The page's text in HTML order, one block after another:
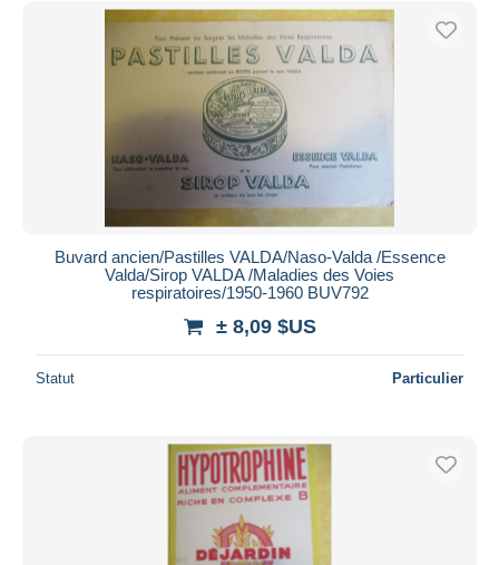
Buvard ancien/Pastilles VALDA/Naso-Valda /Essence
Valda/Sirop VALDA /Maladies des Voies
respiratoires/1950-1960 BUV792
± 8,09 $US
Statut Particulier